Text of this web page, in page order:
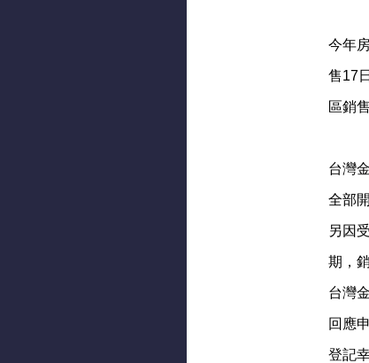
今年
售17
區銷
台灣
全部
另因
期，
台灣
回應
登記